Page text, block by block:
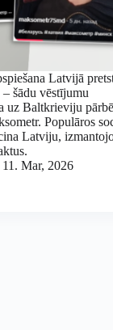
Latvijā
šādu vēstījumu
uz Baltkrieviju
Populāros
Latviju,
11. Mar, 2026